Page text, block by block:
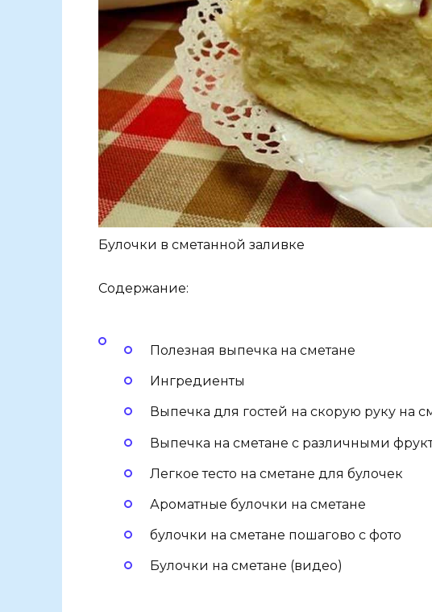
Булочки в сметанной заливке
Содержание:
Полезная выпечка на сметане
Ингредиенты
Выпечка для гостей на скорую руку на
Выпечка на сметане с различными
Легкое тесто на сметане для булочек
Ароматные булочки на сметане
булочки на сметане пошагово с фото
Булочки на сметане (видео)